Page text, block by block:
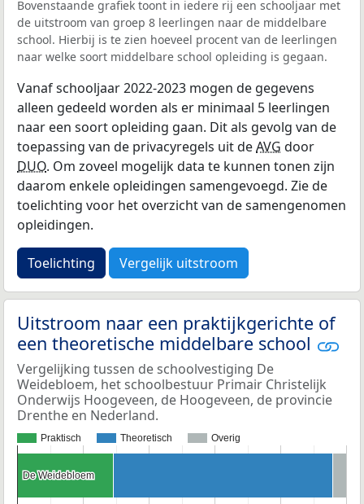
Bovenstaande grafiek toont in iedere rij een schooljaar met
de uitstroom van groep 8 leerlingen naar de middelbare
school. Hierbij is te zien hoeveel procent van de leerlingen
naar welke soort middelbare school opleiding is gegaan.
Vanaf schooljaar 2022-2023 mogen de gegevens
alleen gedeeld worden als er minimaal 5 leerlingen
naar een soort opleiding gaan. Dit als gevolg van de
toepassing van de privacyregels uit deAVG door
DUO. Om zoveel mogelijk data te kunnen tonen zijn
daarom enkele opleidingen samengevoegd. Zie de
toelichting voor het overzicht van de samengenomen
opleidingen.
Toelichting Vergelijk uitstroom
Uitstroom naar een praktijkgerichte of
een theoretische middelbare school
Vergelijking tussen de schoolvestiging De
Weidebloem, het schoolbestuur Primair Christelijk
Onderwijs Hoogeveen, de Hoogeveen, de provincie
Drenthe en Nederland.
Praktisch Theoretisch Overig
De Weidebloem
De Weidebloem